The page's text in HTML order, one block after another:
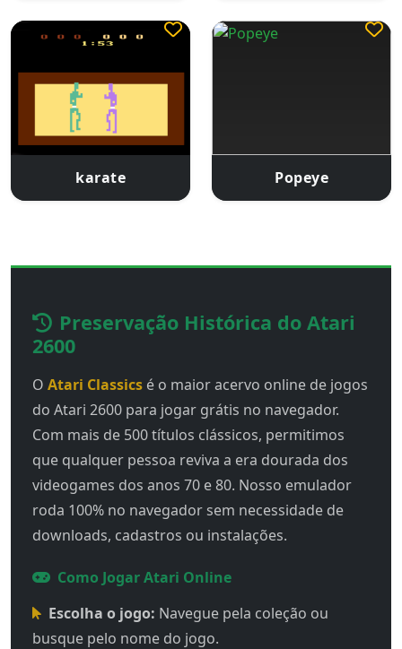
karate Popeye
Preservação Histórica do Atari
2600
O Atari Classics é o maior acervo online de jogos
do Atari 2600 para jogar grátis no navegador.
Com mais de 500 títulos clássicos, permitimos
que qualquer pessoa reviva a era dourada dos
videogames dos anos 70 e 80. Nosso emulador
roda 100% no navegador sem necessidade de
downloads, cadastros ou instalações.
Como Jogar Atari Online
Escolha o jogo: Navegue pela coleção ou
busque pelo nome do jogo.